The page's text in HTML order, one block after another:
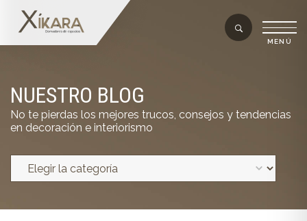
NUESTRO BLOG
No te pierdas los mejores trucos, consejos y tendencias
en decoración e interiorismo